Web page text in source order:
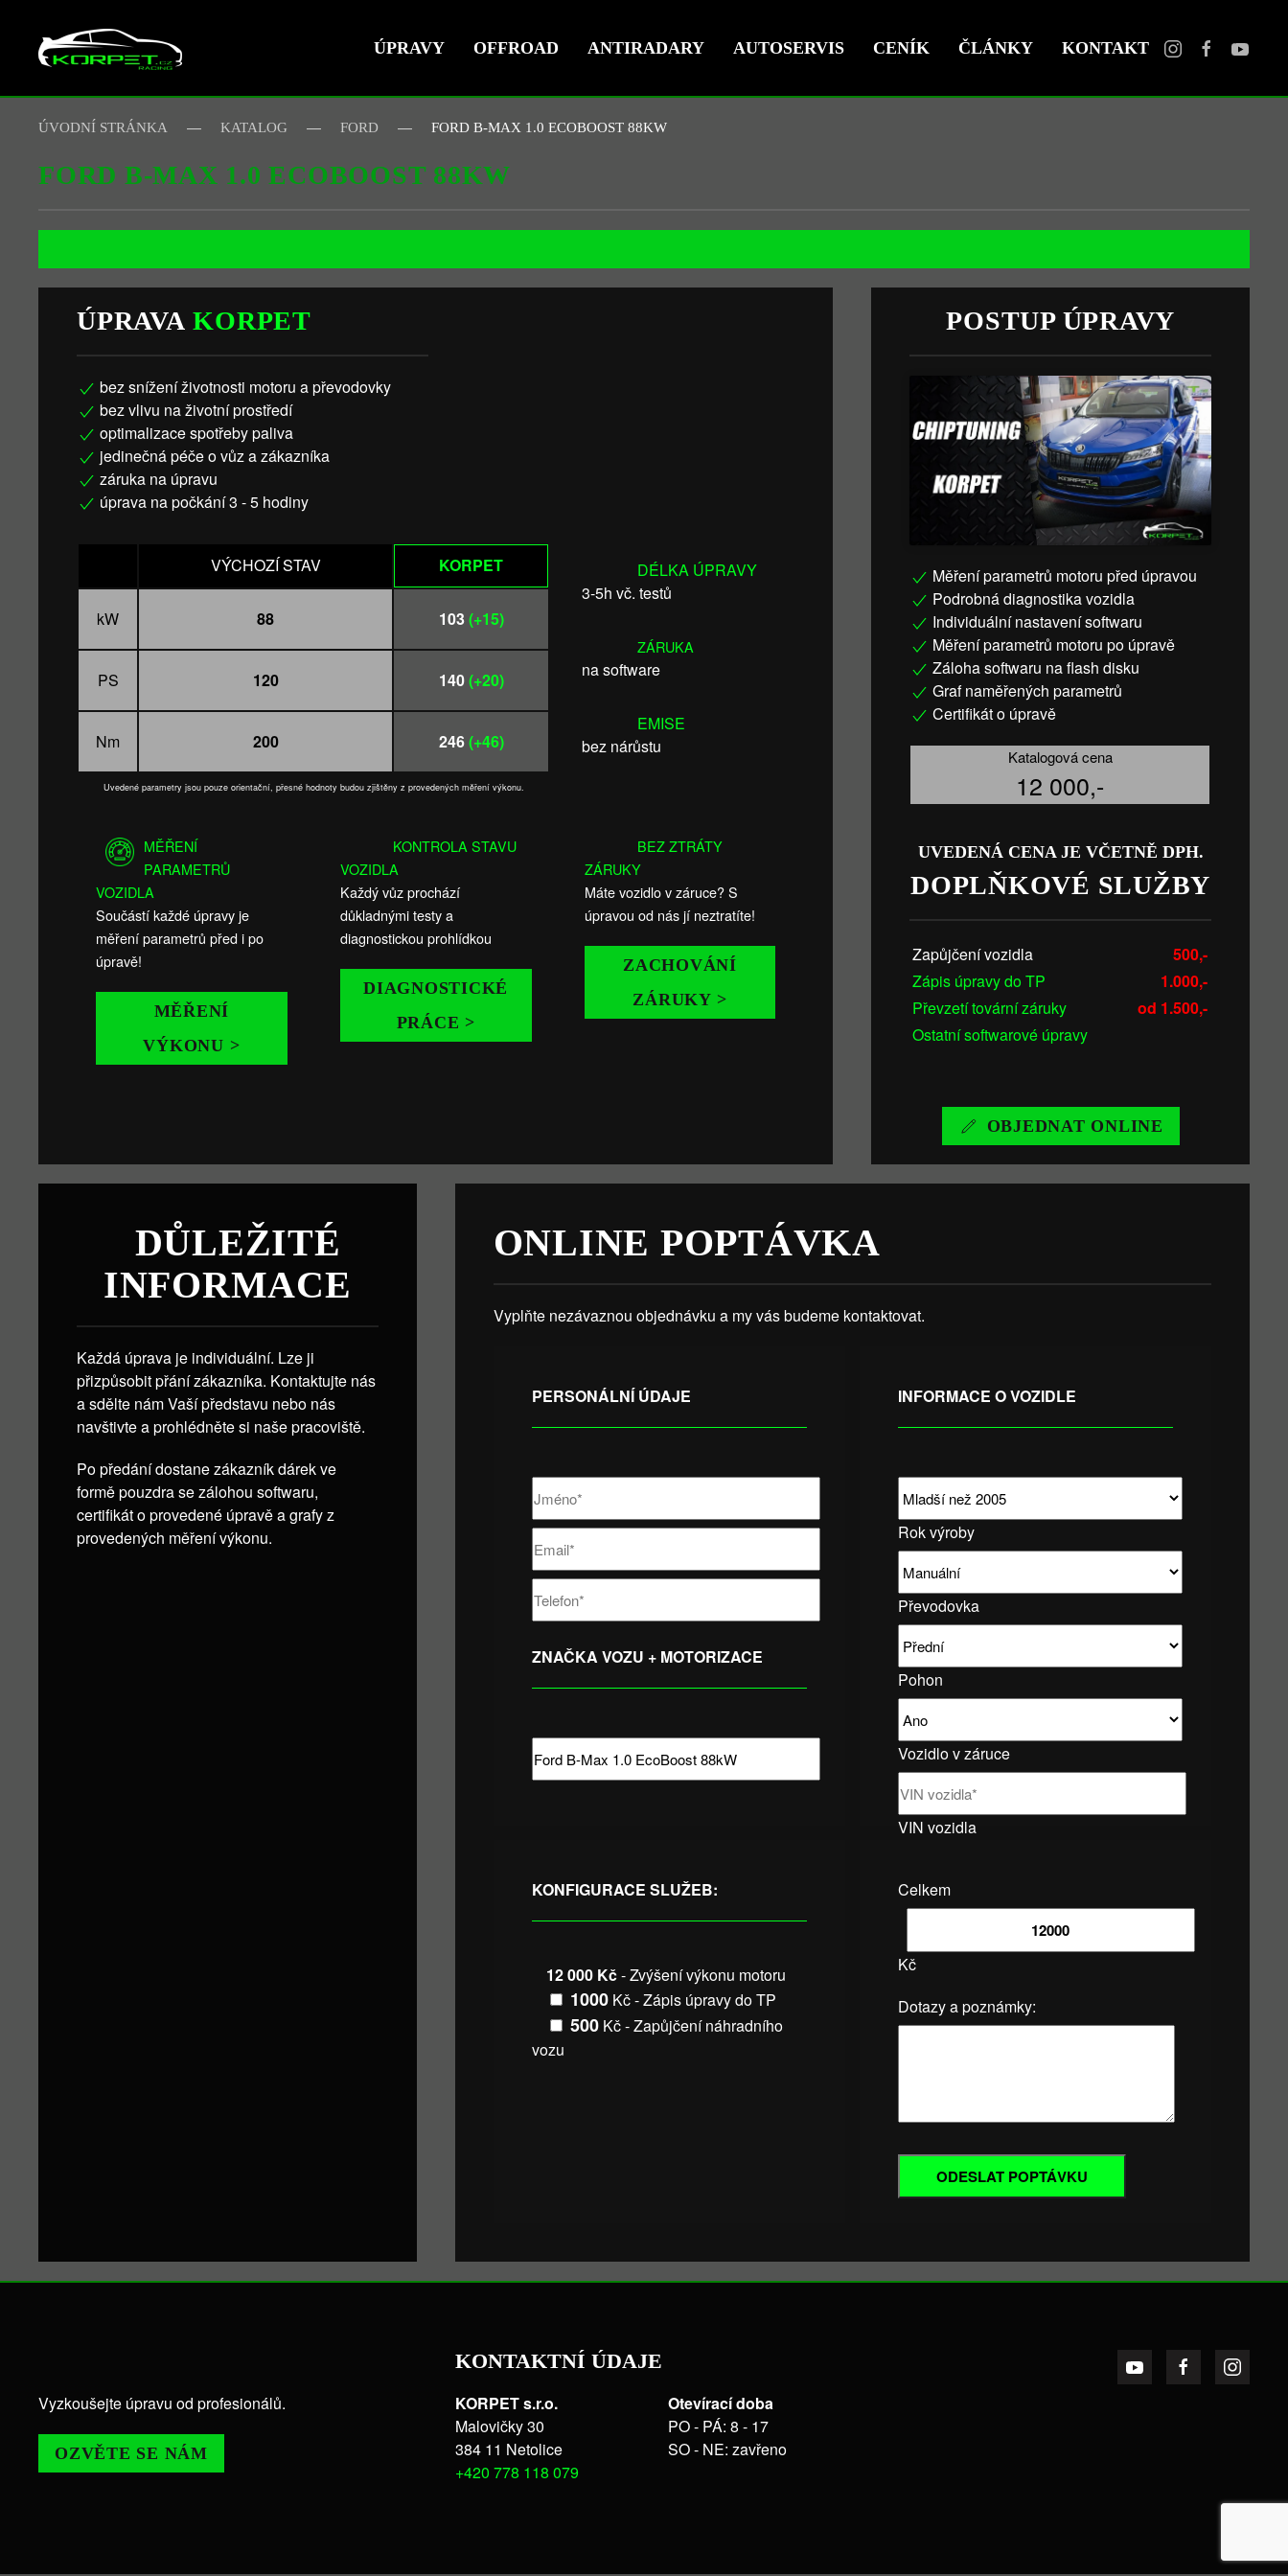
Skip to main content ÚPRAVY OFFROAD ANTIRADARY AUTOSERVIS CENÍK ČLÁNKY KONTAKT
ÚVODNÍ STRÁNKA KATALOG FORD FORD B-MAX 1.0 ECOBOOST 88KW
FORD B-MAX 1.0 ECOBOOST 88KW
ÚPRAVAKORPET
bez snížení životnosti motoru a převodovky
bez vlivu na životní prostředí
optimalizace spotřeby paliva
jedinečná péče o vůz a zákazníka
záruka na úpravu
úprava na počkání 3 - 5 hodiny
VÝCHOZÍ STAV KORPET
kW 88 103(+15)
PS 120 140(+20)
Nm 200 246(+46)
Uvedené parametry jsou pouze orientační, přesné hodnoty budou zjištěny z provedených měření výkonu.
DÉLKA ÚPRAVY
3-5h vč. testů
ZÁRUKA
na software
EMISE
bez nárůstu
MĚŘENÍ
PARAMETRŮ
VOZIDLA
Součástí každé úpravy je
měření parametrů před i po
úpravě!
MĚŘENÍ
VÝKONU >
KONTROLA STAVU
VOZIDLA
Každý vůz prochází
důkladnými testy a
diagnostickou prohlídkou
DIAGNOSTICKÉ
PRÁCE >
BEZ ZTRÁTY
ZÁRUKY
Máte vozidlo v záruce? S
úpravou od nás jí neztratíte!
ZACHOVÁNÍ
ZÁRUKY >
POSTUP ÚPRAVY
Měření parametrů motoru před úpravou
Podrobná diagnostika vozidla
Individuální nastavení softwaru
Měření parametrů motoru po úpravě
Záloha softwaru na flash disku
Graf naměřených parametrů
Certifikát o úpravě
Katalogová cena
12 000,-
UVEDENÁ CENA JE VČETNĚ DPH.
DOPLŇKOVÉ SLUŽBY
Zapůjčení vozidla
500,-
Zápis úpravy do TP
1.000,-
Převzetí tovární záruky
od 1.500,-
Ostatní softwarové úpravy
OBJEDNAT ONLINE
DŮLEŽITÉ
INFORMACE
Každá úprava je individuální. Lze ji
přizpůsobit přání zákazníka. Kontaktujte nás
a sdělte nám Vaší představu nebo nás
navštivte a prohlédněte si naše pracoviště.
Po předání dostane zákazník dárek ve
formě pouzdra se zálohou softwaru,
certifikát o provedené úpravě a grafy z
provedených měření výkonu.
ONLINE POPTÁVKA
Vyplňte nezávaznou objednávku a my vás budeme kontaktovat.
PERSONÁLNÍ ÚDAJE
ZNAČKA VOZU + MOTORIZACE
INFORMACE O VOZIDLE
Rok výroby
Převodovka
Pohon
Vozidlo v záruce
VIN vozidla
KONFIGURACE SLUŽEB:
12 000 Kč- Zvýšení výkonu motoru
1000Kč - Zápis úpravy do TP
500Kč - Zapůjčení náhradního
vozu
Celkem
Kč
Dotazy a poznámky:
Vyzkoušejte úpravu od profesionálů.
OZVĚTE SE NÁM
KONTAKTNÍ ÚDAJE
KORPET s.r.o.
Malovičky 30
384 11 Netolice
+420 778 118 079
Otevírací doba
PO - PÁ: 8 - 17
SO - NE: zavřeno